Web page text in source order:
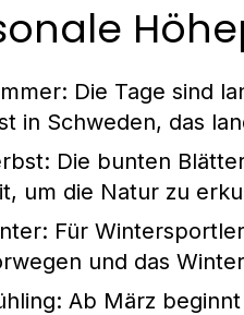
: Die Tage sind
in Schweden, das
: Die bunten
um die Natur zu
: Für
und das
: Ab März